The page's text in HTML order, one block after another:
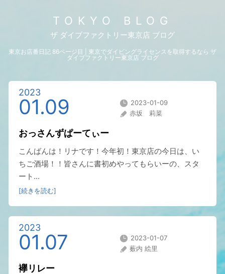
TOKYO BLOG
ザ ダイブファクトリー東京店 ブログ
東京お店番日記 86ページ目 | 東京でダイビングライセンスを取得するなら ザ
ダイブファクトリー東京店 ブログ
2023
01.09
2023-01-09
赤坂 莉菜
おっさんずぱーてぃー
こんばんは！リナです！今年初！東京店の今日は、い
ちご酒場！！皆さんに書初めやってもらいーの、スタ
ート...
[続きを読む]
2023
01.07
2023-01-07
薮内 絵里
襷リレー